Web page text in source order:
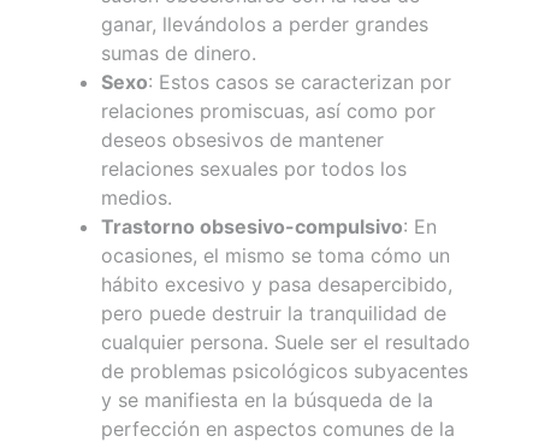
ganar, llevándolos a perder grandes
sumas de dinero.
Sexo: Estos casos se caracterizan por
relaciones promiscuas, así como por
deseos obsesivos de mantener
relaciones sexuales por todos los
medios.
Trastorno obsesivo-compulsivo: En
ocasiones, el mismo se toma cómo un
hábito excesivo y pasa desapercibido,
pero puede destruir la tranquilidad de
cualquier persona. Suele ser el resultado
de problemas psicológicos subyacentes
y se manifiesta en la búsqueda de la
perfección en aspectos comunes de la